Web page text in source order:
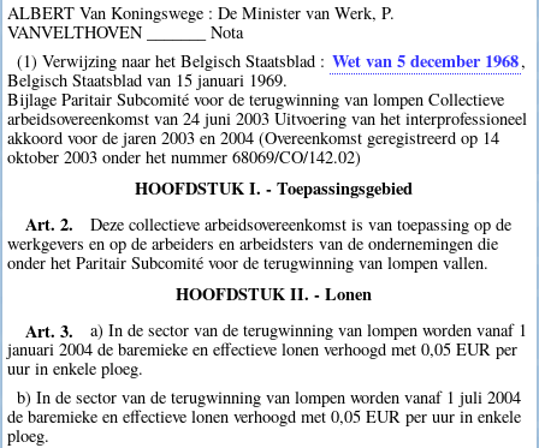
ALBERT Van Koningswege : De Minister van Werk, P.
VANVELTHOVEN _______ Nota
(1) Verwijzing naar het Belgisch Staatsblad : Wet van 5 december 1968,
Belgisch Staatsblad van 15 januari 1969.
Bijlage Paritair Subcomité voor de terugwinning van lompen Collectieve
arbeidsovereenkomst van 24 juni 2003 Uitvoering van het interprofessioneel
akkoord voor de jaren 2003 en 2004 (Overeenkomst geregistreerd op 14
oktober 2003 onder het nummer 68069/CO/142.02)
HOOFDSTUK I. - Toepassingsgebied
Art. 2.
Deze collectieve arbeidsovereenkomst is van toepassing op de
werkgevers en op de arbeiders en arbeidsters van de ondernemingen die
onder het Paritair Subcomité voor de terugwinning van lompen vallen.
HOOFDSTUK II. - Lonen
Art. 3.
a) In de sector van de terugwinning van lompen worden vanaf 1
januari 2004 de baremieke en effectieve lonen verhoogd met 0,05 EUR per
uur in enkele ploeg.
b) In de sector van de terugwinning van lompen worden vanaf 1 juli 2004
de baremieke en effectieve lonen verhoogd met 0,05 EUR per uur in enkele
ploeg.